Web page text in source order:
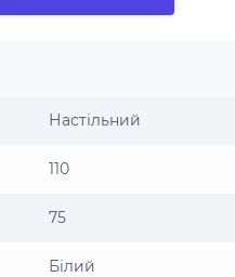
Настільний
110
75
Білий